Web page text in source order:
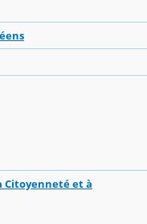
Citoyenneté et à